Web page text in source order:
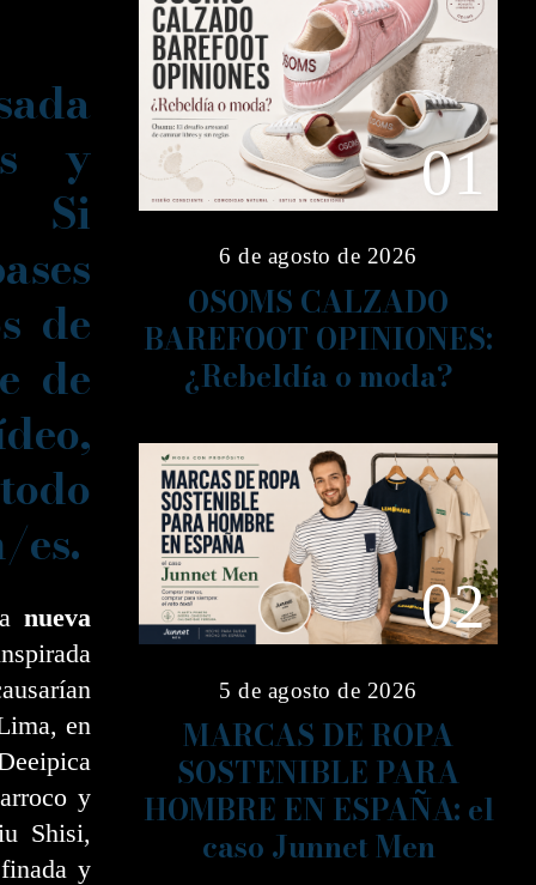
y
Si
de
de
es.
nueva
en
y
Shisi,
y
01
6 de agosto de 2026
OSOMS CALZADO
BAREFOOT OPINIONES:
¿Rebeldía o moda?
02
5 de agosto de 2026
MARCAS DE ROPA
SOSTENIBLE PARA
HOMBRE EN ESPAÑA: el
caso Junnet Men